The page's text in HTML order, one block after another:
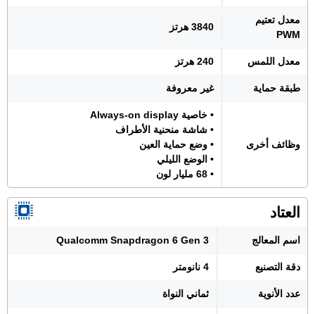
معدل تعتيم
PWM
3840 هرتز
معدل اللمس 240 هرتز
طبقة حماية غير معروفة
وظائف أخرى
• خاصية Always-on display
• شاشة منحنية الأطراف
• وضع حماية العين
• الوضع الليلي
• 68 مليار لون
العتاد
اسم المعالج Qualcomm Snapdragon 6 Gen 3
دقة التصنيع 4 نانومتر
عدد الأنوية ثماني النواة